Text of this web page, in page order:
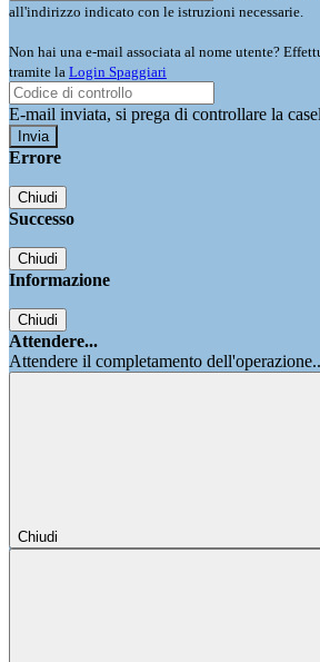
all'indirizzo indicato con le istruzioni necessarie.
Non hai una e-mail associata al nome utente?
tramite la Login Spaggiari
E-mail inviata, si prega di controllare la
Errore
Chiudi
Successo
Chiudi
Informazione
Chiudi
Attendere...
Attendere il completamento
Chiudi